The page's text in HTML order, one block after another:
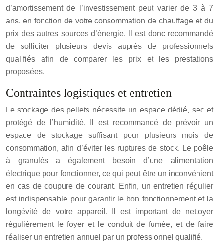
d’amortissement de l’investissement peut varier de 3 à 7
ans, en fonction de votre consommation de chauffage et du
prix des autres sources d’énergie. Il est donc recommandé
de solliciter plusieurs devis auprès de professionnels
qualifiés afin de comparer les prix et les prestations
proposées.
Contraintes logistiques et entretien
Le stockage des pellets nécessite un espace dédié, sec et
protégé de l’humidité. Il est recommandé de prévoir un
espace de stockage suffisant pour plusieurs mois de
consommation, afin d’éviter les ruptures de stock. Le poêle
à granulés a également besoin d’une alimentation
électrique pour fonctionner, ce qui peut être un inconvénient
en cas de coupure de courant. Enfin, un entretien régulier
est indispensable pour garantir le bon fonctionnement et la
longévité de votre appareil. Il est important de nettoyer
régulièrement le foyer et le conduit de fumée, et de faire
réaliser un entretien annuel par un professionnel qualifié.